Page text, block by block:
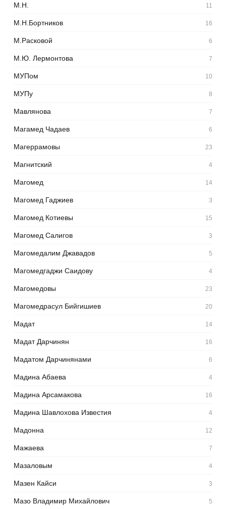
М.Н. 11
М.Н.Бортников 16
М.Расковой 6
М.Ю. Лермонтова 7
МУПом 10
МУПу 8
Мавлянова 7
Магамед Чадаев 6
Магеррамовы 23
Магнитский 4
Магомед 14
Магомед Гаджиев 3
Магомед Котиевы 15
Магомед Салигов 3
Магомедалим Джавадов 5
Магомедгаджи Саидову 4
Магомедовы 23
Магомедрасул Бийгишиев 20
Мадат 14
Мадат Дарчинян 16
Мадатом Дарчинянами 6
Мадина Абаева 4
Мадина Арсамакова 16
Мадина Шавлохова Известия 4
Мадонна 12
Мажаева 7
Мазаловым 4
Мазен Кайси 3
Мазо Владимир Михайлович 5